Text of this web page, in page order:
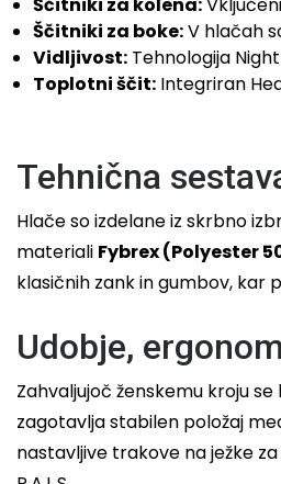
Ščitniki za kolena:
Ščitniki za boke:V hlačah
Vidljivost: Tehnologija
Toplotni ščit: Integriran
Tehnična
Hlače so izdelane iz skrbno
materiali Fybrex (Polyester
klasičnih zank in gumbov,
Udobje,
Zahvaljujoč ženskemu kroju
zagotavlja stabilen položaj
nastavljive trakove na ježke